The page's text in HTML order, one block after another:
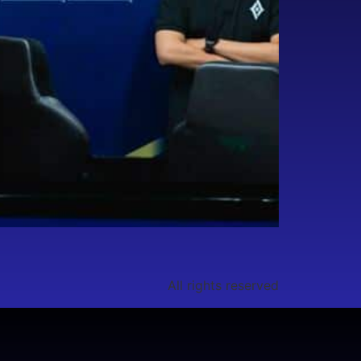
All rights reserved